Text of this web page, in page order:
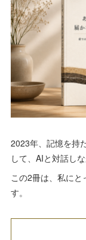
2023年、記憶を持
して、AIと対話し
この2冊は、私に
す。